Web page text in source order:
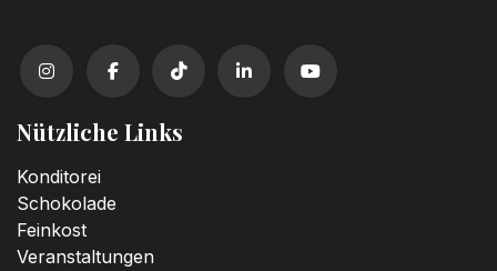
Nützliche Links
Konditorei
Schokolade
Feinkost
Veranstaltungen